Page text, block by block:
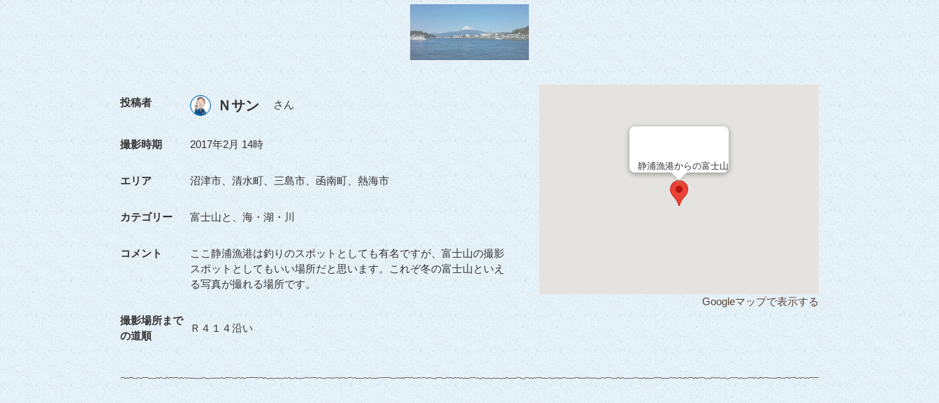
投稿者 Ｎサン さん
撮影時期 2017年2月 14時
エリア 沼津市、清水町、三島市、函南町、熱海市
カテゴリー 富士山と、海・湖・川
コメント
ここ静浦漁港は釣りのスポットとしても有名ですが、富士山の撮影
スポットとしてもいい場所だと思います。これぞ冬の富士山といえ
る写真が撮れる場所です。
撮影場所まで
の道順
Ｒ４１４沿い
静浦漁港からの富士山
Googleマップで表示する